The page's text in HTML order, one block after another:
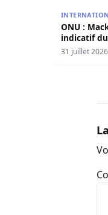
ONU :
indicatif
juillet.
31 juillet 2026